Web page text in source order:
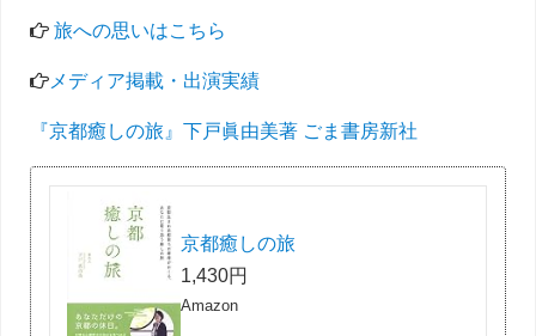
旅への思いはこちら
メディア掲載・出演実績
『京都癒しの旅』下戸眞由美著 ごま書房新社
京都癒しの旅
1,430円
Amazon